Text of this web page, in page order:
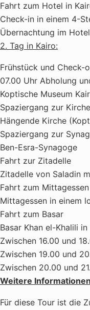
Fahrt zum Hotel in
Check-in in einem 4-
Übernachtung im
2. Tag in Kairo:
Frühstück und Check-
07.00 Uhr Abholung
Koptische Museum
Spaziergang zur Kirche
Hängende Kirche
Spaziergang zur
Ben-Esra-Synagoge
Fahrt zur Zitadelle
Zitadelle von Saladin
Fahrt zum Mittagessen
Mittagessen in einem
Fahrt zum Basar
Basar Khan el-Khalili in
Zwischen 16.00 und
Zwischen 19.00 und
Zwischen 20.00 und
Weitere
Für diese Tour ist die